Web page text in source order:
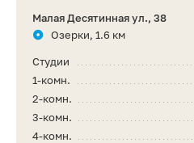
Малая Десятинная ул., 38
Озерки, 1.6 км
Студии
1-комн.
2-комн.
3-комн.
4-комн.